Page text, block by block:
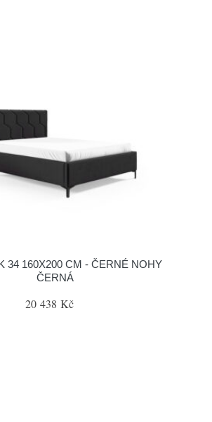
34 160X200 CM - ČERNÉ NOHY
ČERNÁ
20 438 Kč